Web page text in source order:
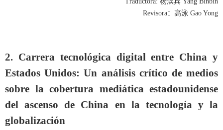
Revisora： 高泳 Gao Yong
2. Carrera tecnológica digital entre China y
Estados Unidos: Un análisis crítico de medios
sobre la cobertura mediática estadounidense
del ascenso de China en la tecnología yla
globalización